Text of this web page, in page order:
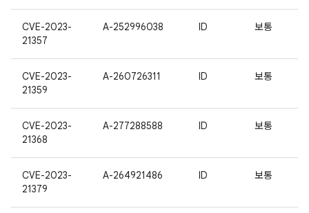
CVE-2023-
21357
A-252996038 ID 보통
CVE-2023-
21359
A-260726311 ID 보통
CVE-2023-
21368
A-277288588 ID 보통
CVE-2023-
21379
A-264921486 ID 보통